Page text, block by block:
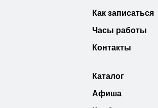
Как записаться
Часы работы
Контакты
Каталог
Афиша